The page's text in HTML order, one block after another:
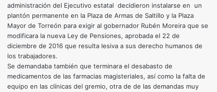
administración del Ejecutivo estatal decidieron instalarse en un
plantón permanente en la Plaza de Armas de Saltillo y la Plaza
Mayor de Torreón para exigir al gobernador Rubén Moreira que se
modificara la nueva Ley de Pensiones, aprobada el 22 de
diciembre de 2016 que resulta lesiva a sus derecho humanos de
los trabajadores.
Se demandaba también que terminara el desabasto de
medicamentos de las farmacias magisteriales, así como la falta de
equipo en las clínicas del gremio, otra de de las demandas muy